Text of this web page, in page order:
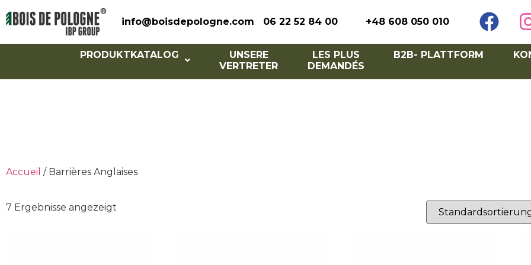
info@boisdepologne.com 06 22 52 84 00 +48 608 050 010
PRODUKTKATALOG
UNSERE
VERTRETER
LES PLUS
DEMANDÉS
B2B- PLATTFORM
Accueil / Barrières Anglaises
7 Ergebnisse angezeigt